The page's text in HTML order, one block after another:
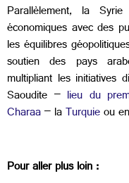
Parallèlement, la
économiques avec des
les équilibres
soutien des pays
multipliant les initiatives
Saoudite – lieu du
Charaa– laTurquieou
Pour aller plus loin :